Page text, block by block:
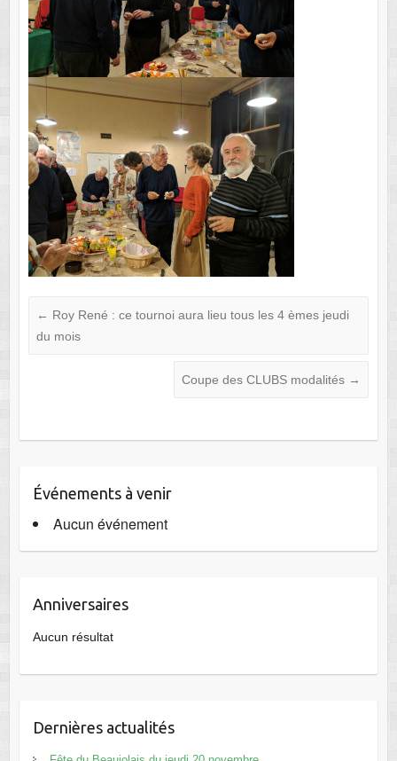
← Roy René : ce tournoi aura lieu tous les 4 èmes jeudi
du mois
Coupe des CLUBS modalités →
Événements à venir
Aucun événement
Anniversaires
Aucun résultat
Dernières actualités